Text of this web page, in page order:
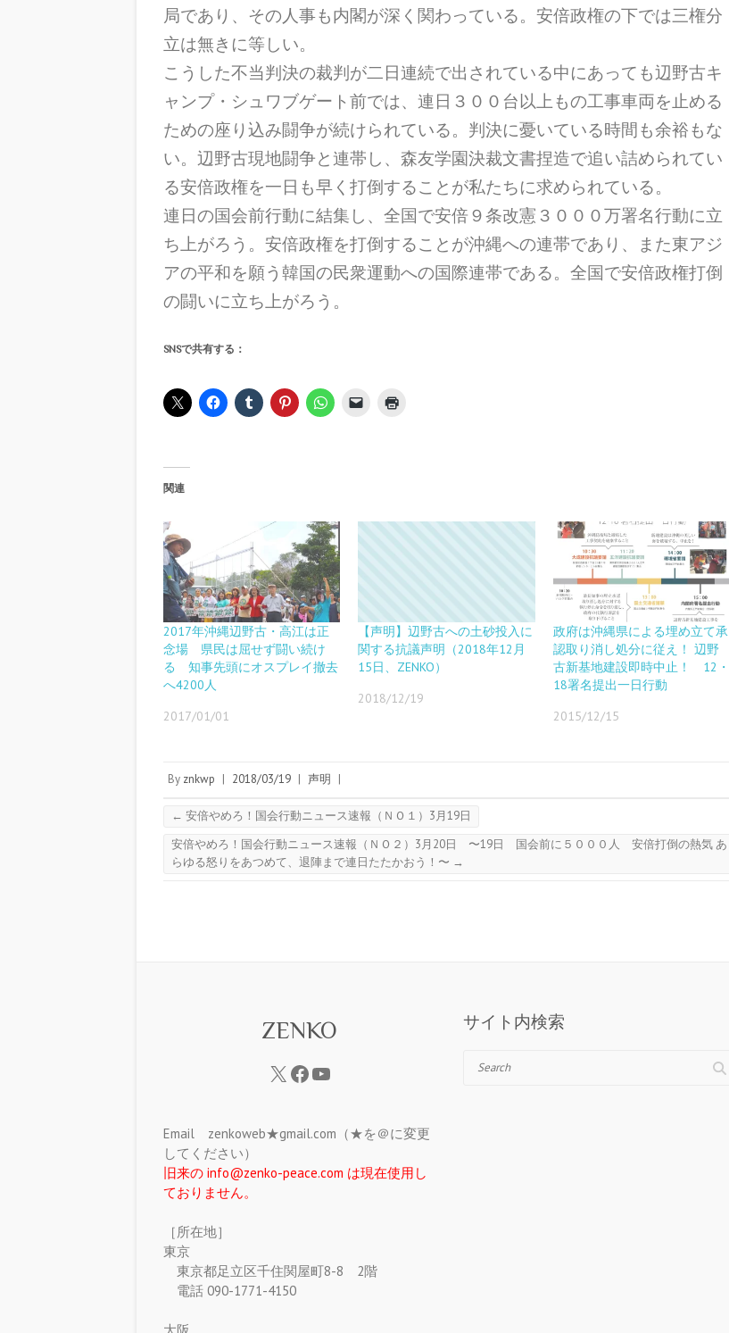
局であり、その人事も内閣が深く関わっている。安倍政権の下では三権分
立は無きに等しい。
こうした不当判決の裁判が二日連続で出されている中にあっても辺野古キ
ャンプ・シュワブゲート前では、連日３００台以上もの工事車両を止める
ための座り込み闘争が続けられている。判決に憂いている時間も余裕もな
い。辺野古現地闘争と連帯し、森友学園決裁文書捏造で追い詰められてい
る安倍政権を一日も早く打倒することが私たちに求められている。
連日の国会前行動に結集し、全国で安倍９条改憲３０００万署名行動に立
ち上がろう。安倍政権を打倒することが沖縄への連帯であり、また東アジ
アの平和を願う韓国の民衆運動への国際連帯である。全国で安倍政権打倒
の闘いに立ち上がろう。
SNSで共有する：
関連
2017年沖縄辺野古・高江は正
念場 県民は屈せず闘い続け
る 知事先頭にオスプレイ撤去
へ4200人
2017/01/01
【声明】辺野古への土砂投入に
関する抗議声明（2018年12月
15日、ZENKO）
2018/12/19
政府は沖縄県による埋め立て承
認取り消し処分に従え！ 辺野
古新基地建設即時中止！ 12・
18署名提出一日行動
2015/12/15
By znkwp | 2018/03/19 | 声明 |
← 安倍やめろ！国会行動ニュース速報（ＮＯ１）3月19日
安倍やめろ！国会行動ニュース速報（ＮＯ２）3月20日 〜19日 国会前に５０００人 安倍打倒の熱気 あ
らゆる怒りをあつめて、退陣まで連日たたかおう！〜 →
ZENKO
Email zenkoweb★gmail.com（★を＠に変更
してください）
旧来の info@zenko-peace.com は現在使用し
ておりません。
［所在地］
東京
東京都足立区千住関屋町8-8 2階
電話 090-1771-4150
大阪
サイト内検索
Search